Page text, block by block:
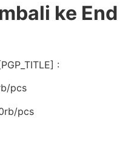
ke End
:
pcs
pcs